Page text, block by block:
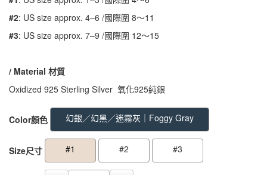
#2: US size approx. 4–6 /國際圍 8～11
#3: US size approx. 7–9 /國際圍 12～15
/ Material 材質
Oxidized 925 Sterling Silver 氧化925純銀
GOODS000000000000000000526
Color顏色 幻銀／幻黑／迷霧灰｜Foggy Gray
Size尺寸 #1 #2 #3